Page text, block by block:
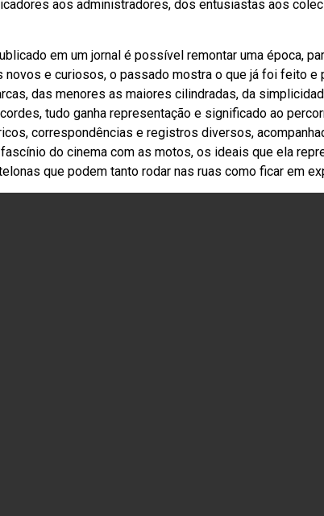
aos administradores, dos entusiastas aos
em um jornal é possível remontar uma época,
novos e curiosos, o passado mostra o que já foi feito
das menores as maiores cilindradas, da
tudo ganha representação e significado ao
correspondências e registros diversos,
do cinema com as motos, os ideais que ela
que podem tanto rodar nas ruas como ficar em